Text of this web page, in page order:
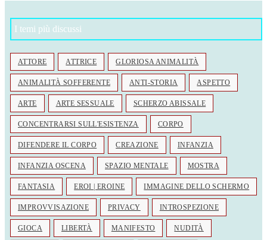
I temi più discussi
ATTORE ATTRICE GLORIOSA ANIMALITÀ
ANIMALITÀ SOFFERENTE ANTI-STORIA ASPETTO
ARTE ARTE SESSUALE SCHERZO ABISSALE
CONCENTRARSI SULL'ESISTENZA CORPO
DIFENDERE IL CORPO CREAZIONE INFANZIA
INFANZIA OSCENA SPAZIO MENTALE MOSTRA
FANTASIA EROI | EROINE IMMAGINE DELLO SCHERMO
IMPROVVISAZIONE PRIVACY INTROSPEZIONE
GIOCA LIBERTÀ MANIFESTO NUDITÀ